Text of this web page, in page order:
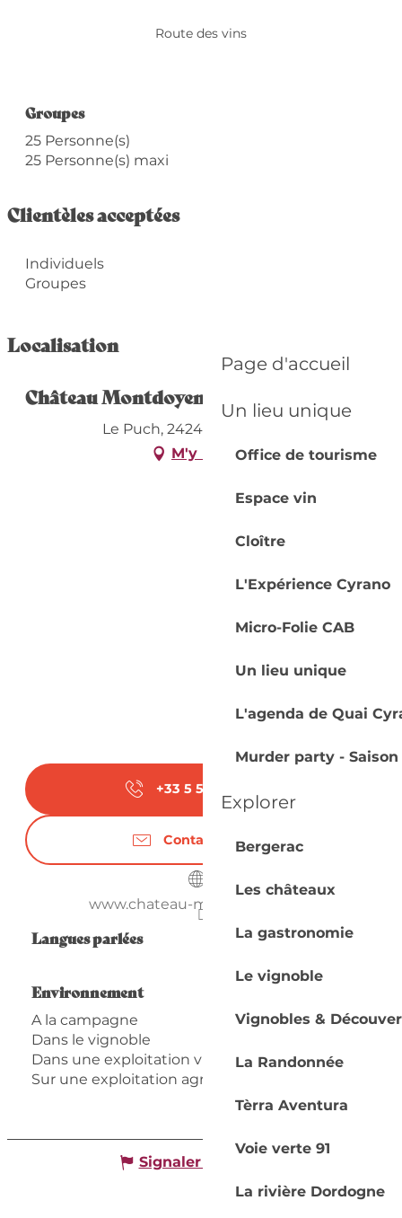
Page d'accueil
Un lieu unique
Office de tourisme
Espace vin
Cloître
L'Expérience Cyrano
Micro-Folie CAB
Un lieu unique
L'agenda de Quai
Murder party - Saison
Explorer
Bergerac
Les châteaux
La gastronomie
Le vignoble
Vignobles &
La Randonnée
Tèrra Aventura
Voie verte 91
La rivière Dordogne
Route des vins
Groupes
Groupes
25 Personne(s)
25 Personne(s) maxi
Clientèles acceptées
Individuels
Groupes
Localisation
Château Montdoyen
Le Puch, 24240 Monbazillac
M'y rendre
+33 5 53 58 85
Contactez-nous
www.chateau-montdoyen.com
Langues parlées
Langues parlées
Environnement
Environnement
A la campagne
Dans le vignoble
Dans une exploitation viticole
Sur une exploitation agricole
Signaler une erreur